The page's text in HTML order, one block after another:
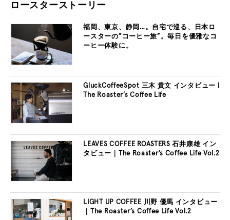
ロースターストーリー
福岡、東京、静岡…。自宅で巡る、日本ロ
ースターの”コーヒー旅”。毎日を優雅なコ
ーヒー体験に。
GluckCoffeeSpot 三木 貴文 インタビュー |
The Roaster’s Coffee Life
LEAVES COFFEE ROASTERS 石井康雄 イン
タビュー｜The Roaster’s Coffee Life Vol.2
LIGHT UP COFFEE 川野 優馬 インタビュー
｜The Roaster’s Coffee Life Vol.2